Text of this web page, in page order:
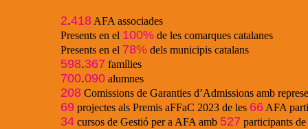
2.418 AFA associades
Presents en el 100% de les comarques catalanes
Presents en el 78% dels municipis catalans
598.367 famílies
700.090 alumnes
208 Comissions de Garanties d’Admissions amb
69 projectes als Premis aFFaC 2023 de les 66 AFA
34 cursos de Gestió per a AFA amb 527 participants de